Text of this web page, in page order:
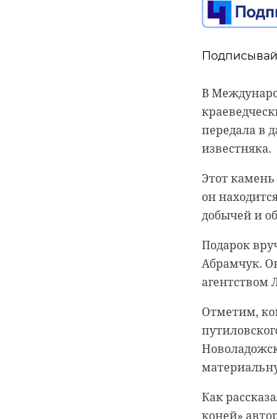
В
передала в
известняка.
Этот камень
он
добычей и
Подарок
Абрамчук.
агентством
Отметим,
Как
коней»
площадок
мусор,
Общий
Песочное.
участков -
контроль.
службе
порядок.
Ситуация